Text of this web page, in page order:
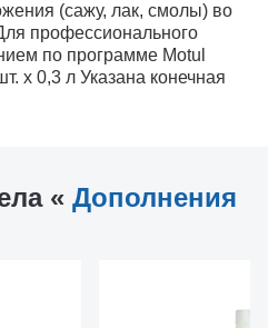
(сажу, лак, смолы) во
профессионального
по программе Motul
х 0,3 л Указана конечная
« Дополнения